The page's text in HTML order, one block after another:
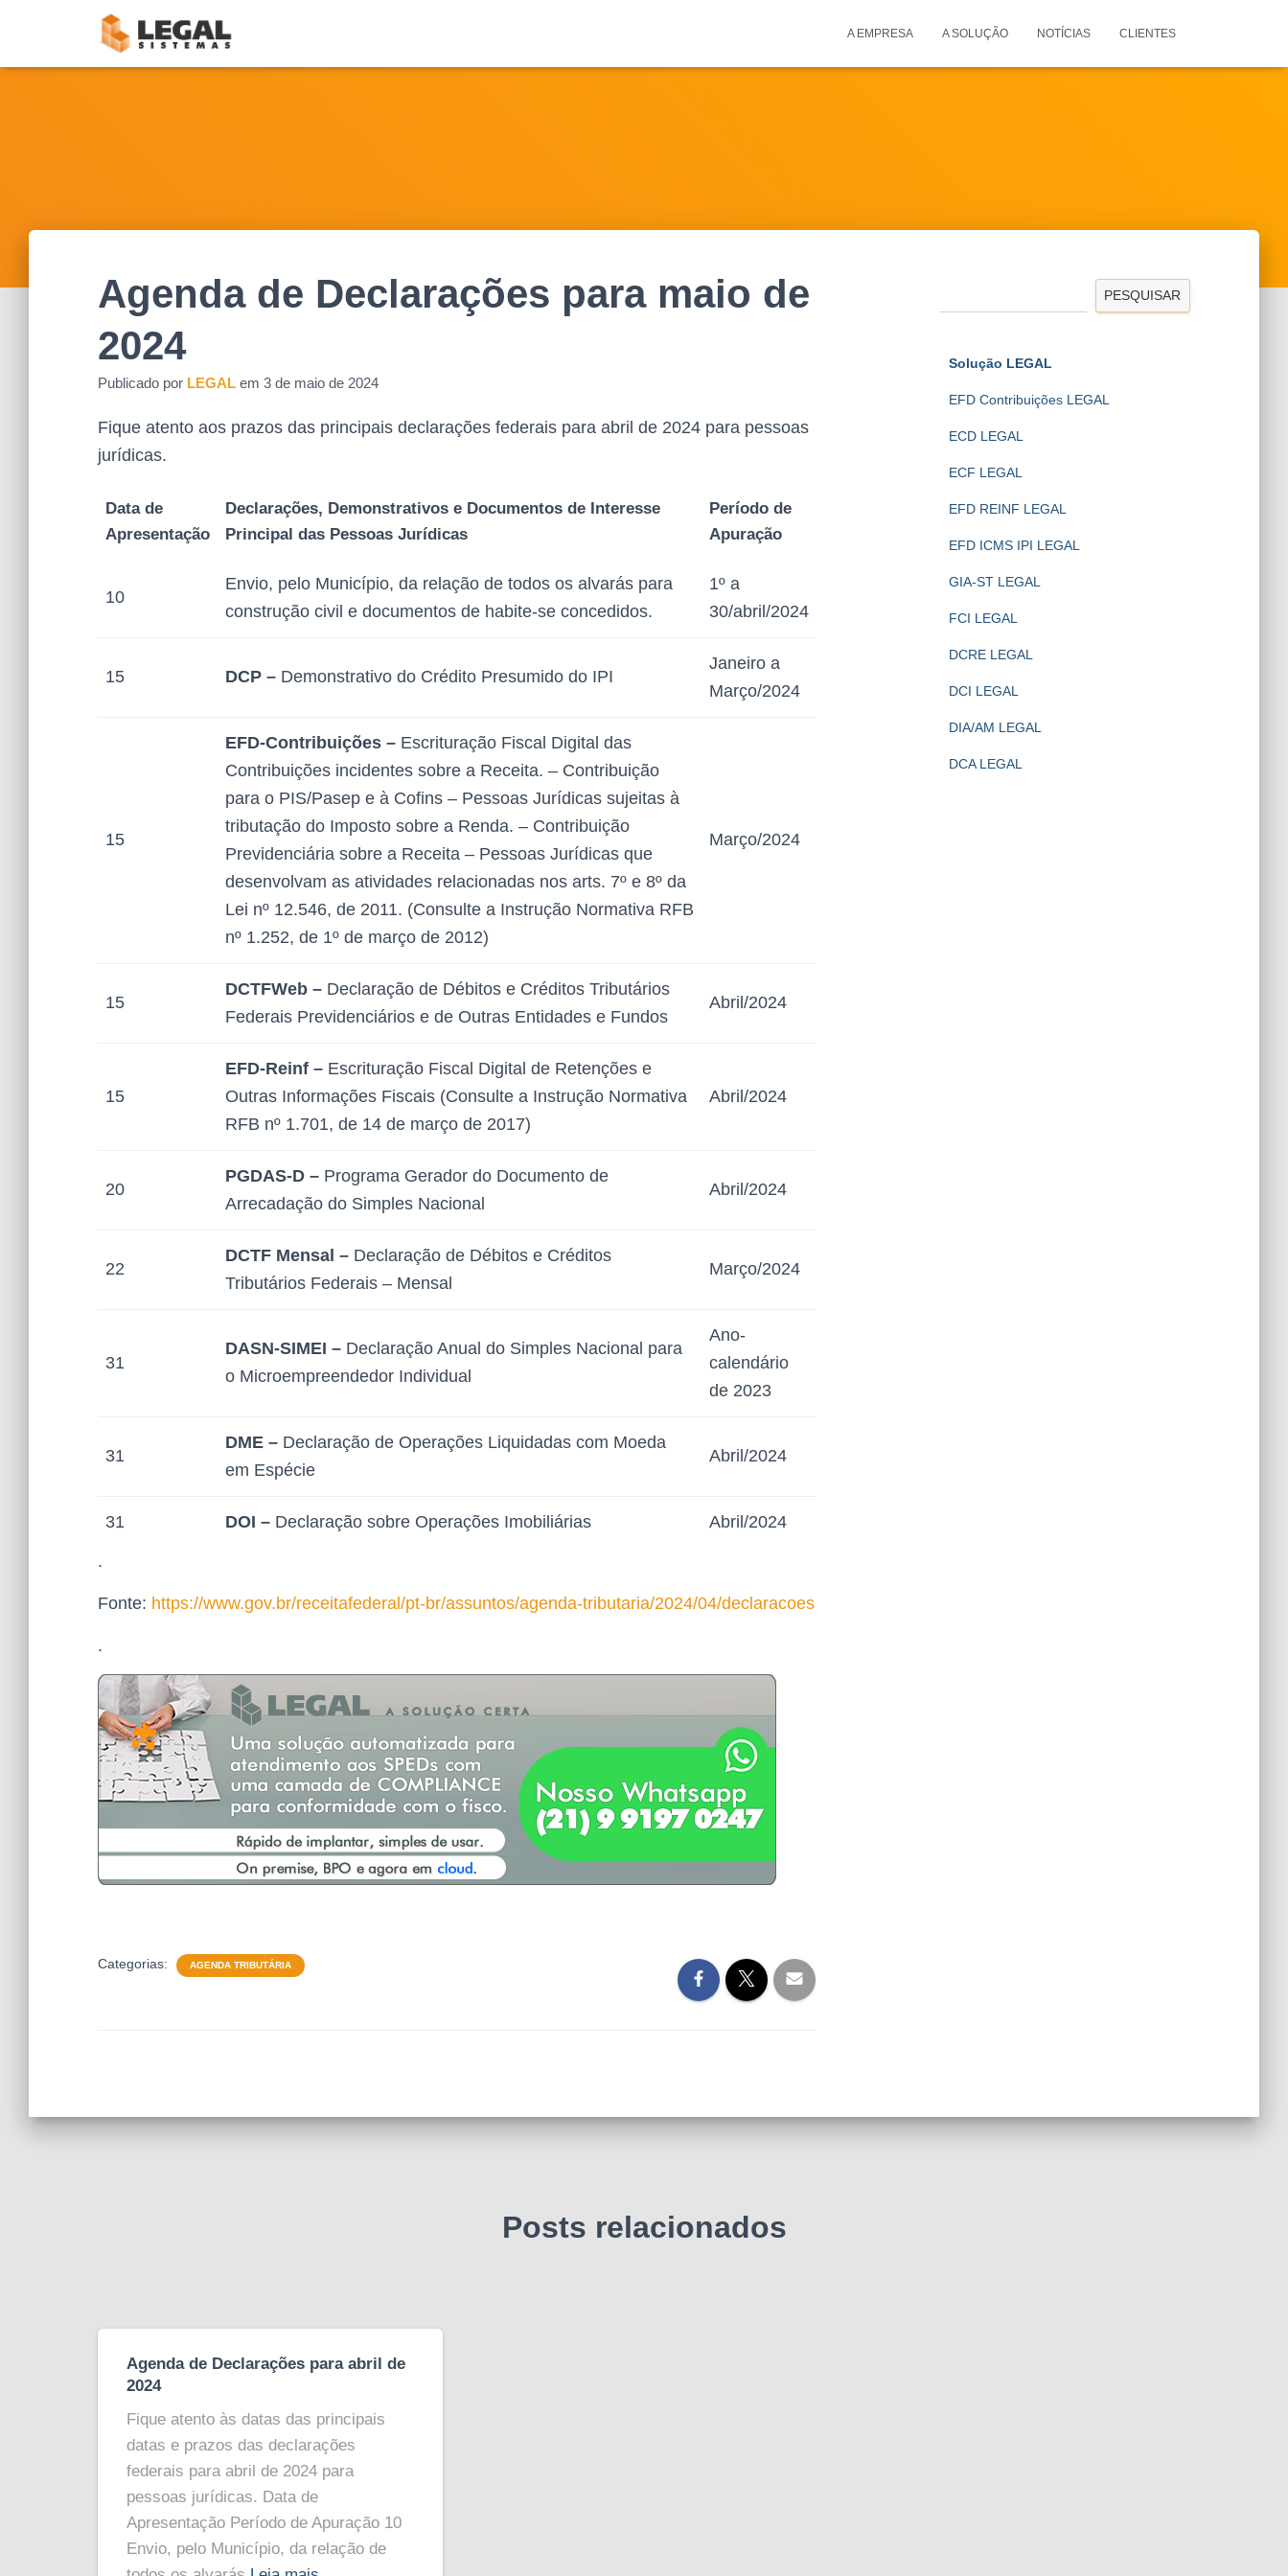
A EMPRESA A SOLUÇÃO NOTÍCIAS CLIENTES
Agenda de Declarações para maio de
2024
Publicado por LEGAL em 3 de maio de 2024
Fique atento aos prazos das principais declarações federais para abril de 2024 para pessoas
jurídicas.
Data de
Apresentação
Declarações, Demonstrativos e Documentos de Interesse
Principal das Pessoas Jurídicas
Período de
Apuração
10
Envio, pelo Município, da relação de todos os alvarás para
construção civil e documentos de habite-se concedidos.
1º a
30/abril/2024
15 DCP – Demonstrativo do Crédito Presumido do IPI
Janeiro a
Março/2024
15
EFD-Contribuições – Escrituração Fiscal Digital das
Contribuições incidentes sobre a Receita. – Contribuição
para o PIS/Pasep e à Cofins – Pessoas Jurídicas sujeitas à
tributação do Imposto sobre a Renda. – Contribuição
Previdenciária sobre a Receita – Pessoas Jurídicas que
desenvolvam as atividades relacionadas nos arts. 7º e 8º da
Lei nº 12.546, de 2011. (Consulte a Instrução Normativa RFB
nº 1.252, de 1º de março de 2012)
Março/2024
15
DCTFWeb – Declaração de Débitos e Créditos Tributários
Federais Previdenciários e de Outras Entidades e Fundos
Abril/2024
15
EFD-Reinf – Escrituração Fiscal Digital de Retenções e
Outras Informações Fiscais (Consulte a Instrução Normativa
RFB nº 1.701, de 14 de março de 2017)
Abril/2024
20
PGDAS-D – Programa Gerador do Documento de
Arrecadação do Simples Nacional
Abril/2024
22
DCTF Mensal – Declaração de Débitos e Créditos
Tributários Federais – Mensal
Março/2024
31
DASN-SIMEI – Declaração Anual do Simples Nacional para
o Microempreendedor Individual
Ano-
calendário
de 2023
31
DME – Declaração de Operações Liquidadas com Moeda
em Espécie
Abril/2024
31 DOI – Declaração sobre Operações Imobiliárias Abril/2024
.
Fonte: https://www.gov.br/receitafederal/pt-br/assuntos/agenda-tributaria/2024/04/declaracoes
.
Categorias: AGENDA TRIBUTÁRIA
PESQUISAR
Solução LEGAL
EFD Contribuições LEGAL
ECD LEGAL
ECF LEGAL
EFD REINF LEGAL
EFD ICMS IPI LEGAL
GIA-ST LEGAL
FCI LEGAL
DCRE LEGAL
DCI LEGAL
DIA/AM LEGAL
DCA LEGAL
Posts relacionados
Agenda de Declarações para abril de
2024
Fique atento às datas das principais
datas e prazos das declarações
federais para abril de 2024 para
pessoas jurídicas. Data de
Apresentação Período de Apuração 10
Envio, pelo Município, da relação de